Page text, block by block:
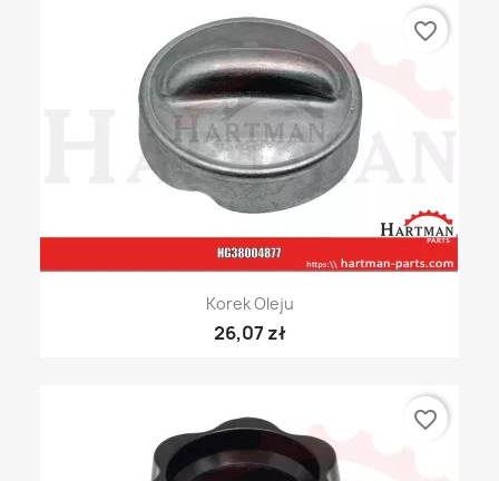
Korek Oleju
26,07 zł
favorite_border
favorite_border